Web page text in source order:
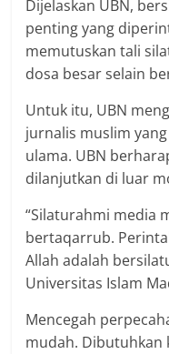
Dijelaskan UBN,
penting yang
memutuskan tali
dosa besar selain
Untuk itu, UBN
jurnalis muslim
ulama. UBN
dilanjutkan di luar
“Silaturahmi media
bertaqarrub.
Allah adalah
Universitas Islam
Mencegah
mudah. Dibutuhkan